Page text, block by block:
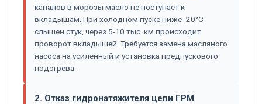
каналов в морозы масло не поступает к
вкладышам. При холодном пуске ниже -20°C
слышен стук, через 5-10 тыс. км происходит
проворот вкладышей. Требуется замена масляного
насоса на усиленный и установка предпускового
подогрева.
2. Отказ гидронатяжителя цепи ГРМ